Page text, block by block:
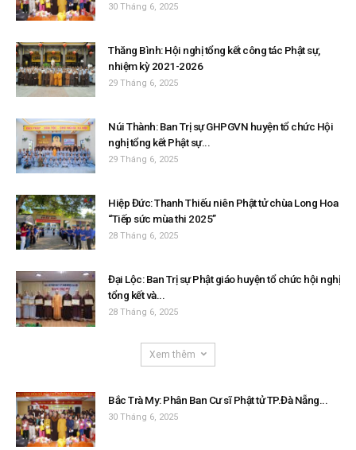
30 Tháng 6, 2025
Thăng Bình: Hội nghị tổng kết công tác Phật sự,
nhiệm kỳ 2021-2026
29 Tháng 6, 2025
Núi Thành: Ban Trị sự GHPGVN huyện tổ chức Hội
nghị tổng kết Phật sự...
29 Tháng 6, 2025
Hiệp Đức: Thanh Thiếu niên Phật tử chùa Long Hoa
“Tiếp sức mùa thi 2025”
28 Tháng 6, 2025
Đại Lộc: Ban Trị sự Phật giáo huyện tổ chức hội nghị
tổng kết và...
28 Tháng 6, 2025
Xem thêm
Bắc Trà My: Phân Ban Cư sĩ Phật tử TP.Đà Nẵng...
30 Tháng 6, 2025